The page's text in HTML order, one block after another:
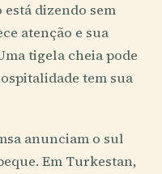
dizendo sem
atenção e sua
tigela cheia pode
tem sua
anunciam o sul
Em Turkestan,